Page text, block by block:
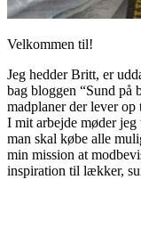
Velkommen til!
Jeg hedder Britt, er
bag bloggen “Sund på
madplaner der lever op
I mit arbejde møder jeg
man skal købe alle
min mission at
inspiration til lækker,